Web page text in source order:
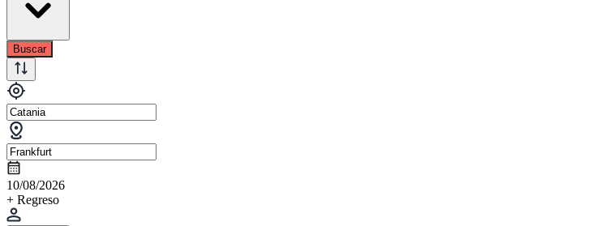
Buscar
10/08/2026
+ Regreso